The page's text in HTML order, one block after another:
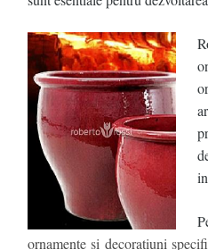
ornamente si decoratiuni